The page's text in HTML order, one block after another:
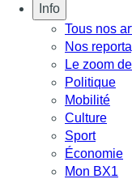
Info
Tous nos
Nos
Le zoom
Politique
Mobilité
Culture
Sport
Économie
Mon BX1